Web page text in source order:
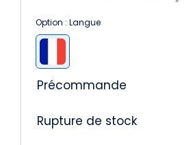
Option : Langue
Précommande
Rupture de stock